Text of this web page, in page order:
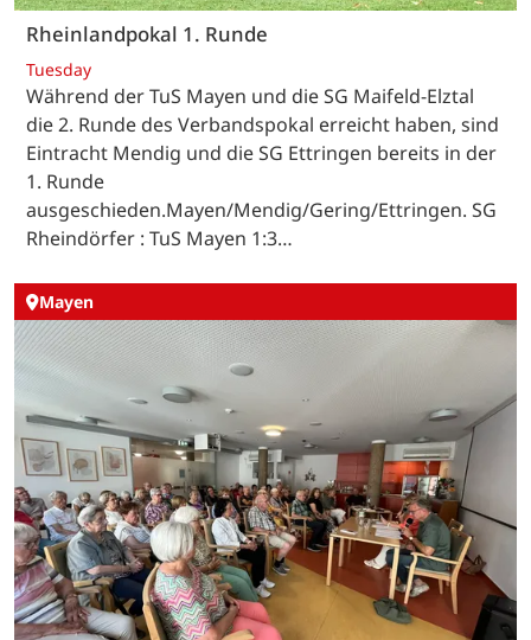
Rheinlandpokal 1. Runde
Tuesday
Während der TuS Mayen und die SG Maifeld-Elztal
die 2. Runde des Verbandspokal erreicht haben, sind
Eintracht Mendig und die SG Ettringen bereits in der
1. Runde
ausgeschieden.Mayen/Mendig/Gering/Ettringen. SG
Rheindörfer : TuS Mayen 1:3…
Mayen